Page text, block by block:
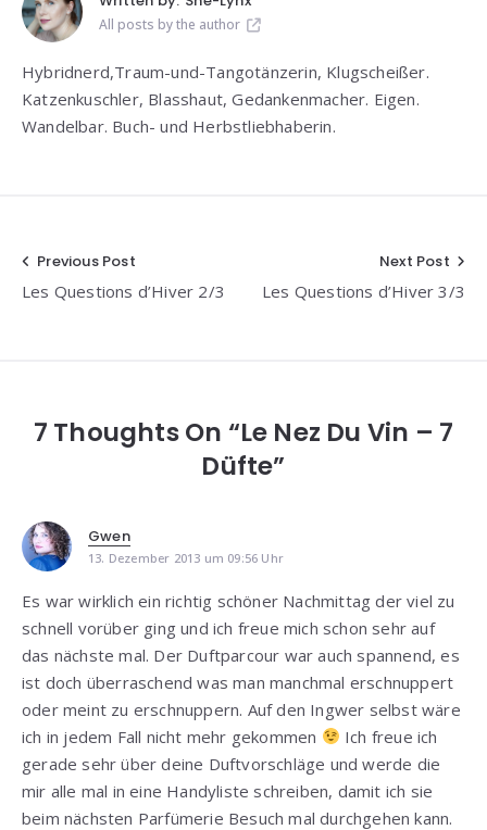
All posts by the author
Hybridnerd,Traum-und-Tangotänzerin, Klugscheißer.
Katzenkuschler, Blasshaut, Gedankenmacher. Eigen.
Wandelbar. Buch- und Herbstliebhaberin.
Beitragsnavigation
Previous Post
Les Questions d’Hiver 2/3
Next Post
Les Questions d’Hiver 3/3
7 Thoughts On “Le Nez Du Vin – 7
Düfte”
Gwen
13. Dezember 2013 um 09:56 Uhr
Es war wirklich ein richtig schöner Nachmittag der viel zu
schnell vorüber ging und ich freue mich schon sehr auf
das nächste mal. Der Duftparcour war auch spannend, es
ist doch überraschend was man manchmal erschnuppert
oder meint zu erschnuppern. Auf den Ingwer selbst wäre
ich in jedem Fall nicht mehr gekommen
Ich freue ich
gerade sehr über deine Duftvorschläge und werde die
mir alle mal in eine Handyliste schreiben, damit ich sie
beim nächsten Parfümerie Besuch mal durchgehen kann.